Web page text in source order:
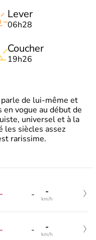
Lever
06h28
Coucher
19h26
de lui-même et
vogue au début de
universel et à la
les siècles assez
rarissime.
- - -
km/h
- - -
km/h